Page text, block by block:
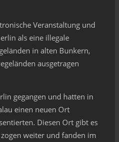
Veranstaltung und
als eine illegale
in alten Bunkern,
ausgetragen
gegangen und hatten in
einen neuen Ort
Diesen Ort gibt es
weiter und fanden im